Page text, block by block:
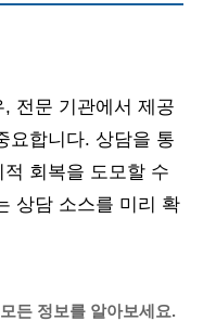
전문 기관에서 제공
요합니다. 상담을 통
회복을 도모할 수
상담 소스를 미리 확
든 정보를 알아보세요.